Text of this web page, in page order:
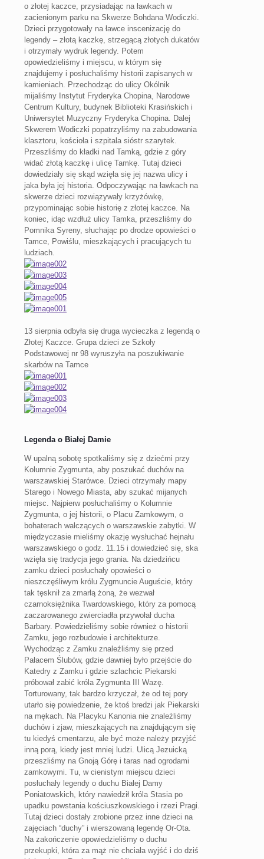
o złotej kaczce, przysiadając na ławkach w
zacienionym parku na Skwerze Bohdana Wodiczki.
Dzieci przygotowały na ławce inscenizację do
legendy – złotą kaczkę, strzegącą złotych dukatów
i otrzymały wydruk legendy. Potem
opowiedzieliśmy i miejscu, w którym się
znajdujemy i posłuchaliśmy historii zapisanych w
kamieniach. Przechodząc do ulicy Okólnik
mijaliśmy Instytut Fryderyka Chopina, Narodowe
Centrum Kultury, budynek Biblioteki Krasińskich i
Uniwersytet Muzyczny Fryderyka Chopina. Dalej
Skwerem Wodiczki popatrzyliśmy na zabudowania
klasztoru, kościoła i szpitala sióstr szarytek.
Przeszliśmy do kładki nad Tamką, gdzie z góry
widać złotą kaczkę i ulicę Tamkę. Tutaj dzieci
dowiedziały się skąd wzięła się jej nazwa ulicy i
jaka była jej historia. Odpoczywając na ławkach na
skwerze dzieci rozwiązywały krzyżówkę,
przypominając sobie historię z złotej kaczce. Na
koniec, idąc wzdłuż ulicy Tamka, przeszliśmy do
Pomnika Syreny, słuchając po drodze opowieści o
Tamce, Powiślu, mieszkających i pracujących tu
ludziach.
13 sierpnia odbyła się druga wycieczka z legendą o
Złotej Kaczce. Grupa dzieci ze Szkoły
Podstawowej nr 98 wyruszyła na poszukiwanie
skarbów na Tamce
Legenda o Białej Damie
W upalną sobotę spotkaliśmy się z dziećmi przy
Kolumnie Zygmunta, aby poszukać duchów na
warszawskiej Starówce. Dzieci otrzymały mapy
Starego i Nowego Miasta, aby szukać mijanych
miejsc. Najpierw posłuchaliśmy o Kolumnie
Zygmunta, o jej historii, o Placu Zamkowym, o
bohaterach walczących o warszawskie zabytki. W
międzyczasie mieliśmy okazję wysłuchać hejnału
warszawskiego o godz. 11.15 i dowiedzieć się, ska
wzięła się tradycja jego grania. Na dziedzińcu
zamku dzieci posłuchały opowieści o
nieszczęśliwym królu Zygmuncie Auguście, który
tak tęsknił za zmarłą żoną, że wezwał
czarnoksiężnika Twardowskiego, który za pomocą
zaczarowanego zwierciadła przywołał ducha
Barbary. Powiedzieliśmy sobie również o historii
Zamku, jego rozbudowie i architekturze.
Wychodząc z Zamku znaleźliśmy się przed
Pałacem Ślubów, gdzie dawniej było przejście do
Katedry z Zamku i gdzie szlachcic Piekarski
próbował zabić króla Zygmunta III Wazę.
Torturowany, tak bardzo krzyczał, że od tej pory
utarło się powiedzenie, że ktoś bredzi jak Piekarski
na mękach. Na Placyku Kanonia nie znaleźliśmy
duchów i zjaw, mieszkających na znajdującym się
tu kiedyś cmentarzu, ale być może należy przyjść
inną porą, kiedy jest mniej ludzi. Ulicą Jezuicką
przeszliśmy na Gnoją Górę i taras nad ogrodami
zamkowymi. Tu, w cienistym miejscu dzieci
posłuchały legendy o duchu Białej Damy
Poniatowskich, który nawiedził króla Stasia po
upadku powstania kościuszkowskiego i rzezi Pragi.
Tutaj dzieci dostały zrobione przez inne dzieci na
zajęciach “duchy” i wierszowaną legendę Or-Ota.
Na zakończenie opowiedzieliśmy o duchu
przekupki, która za mąż nie chciała wyjść i do dziś